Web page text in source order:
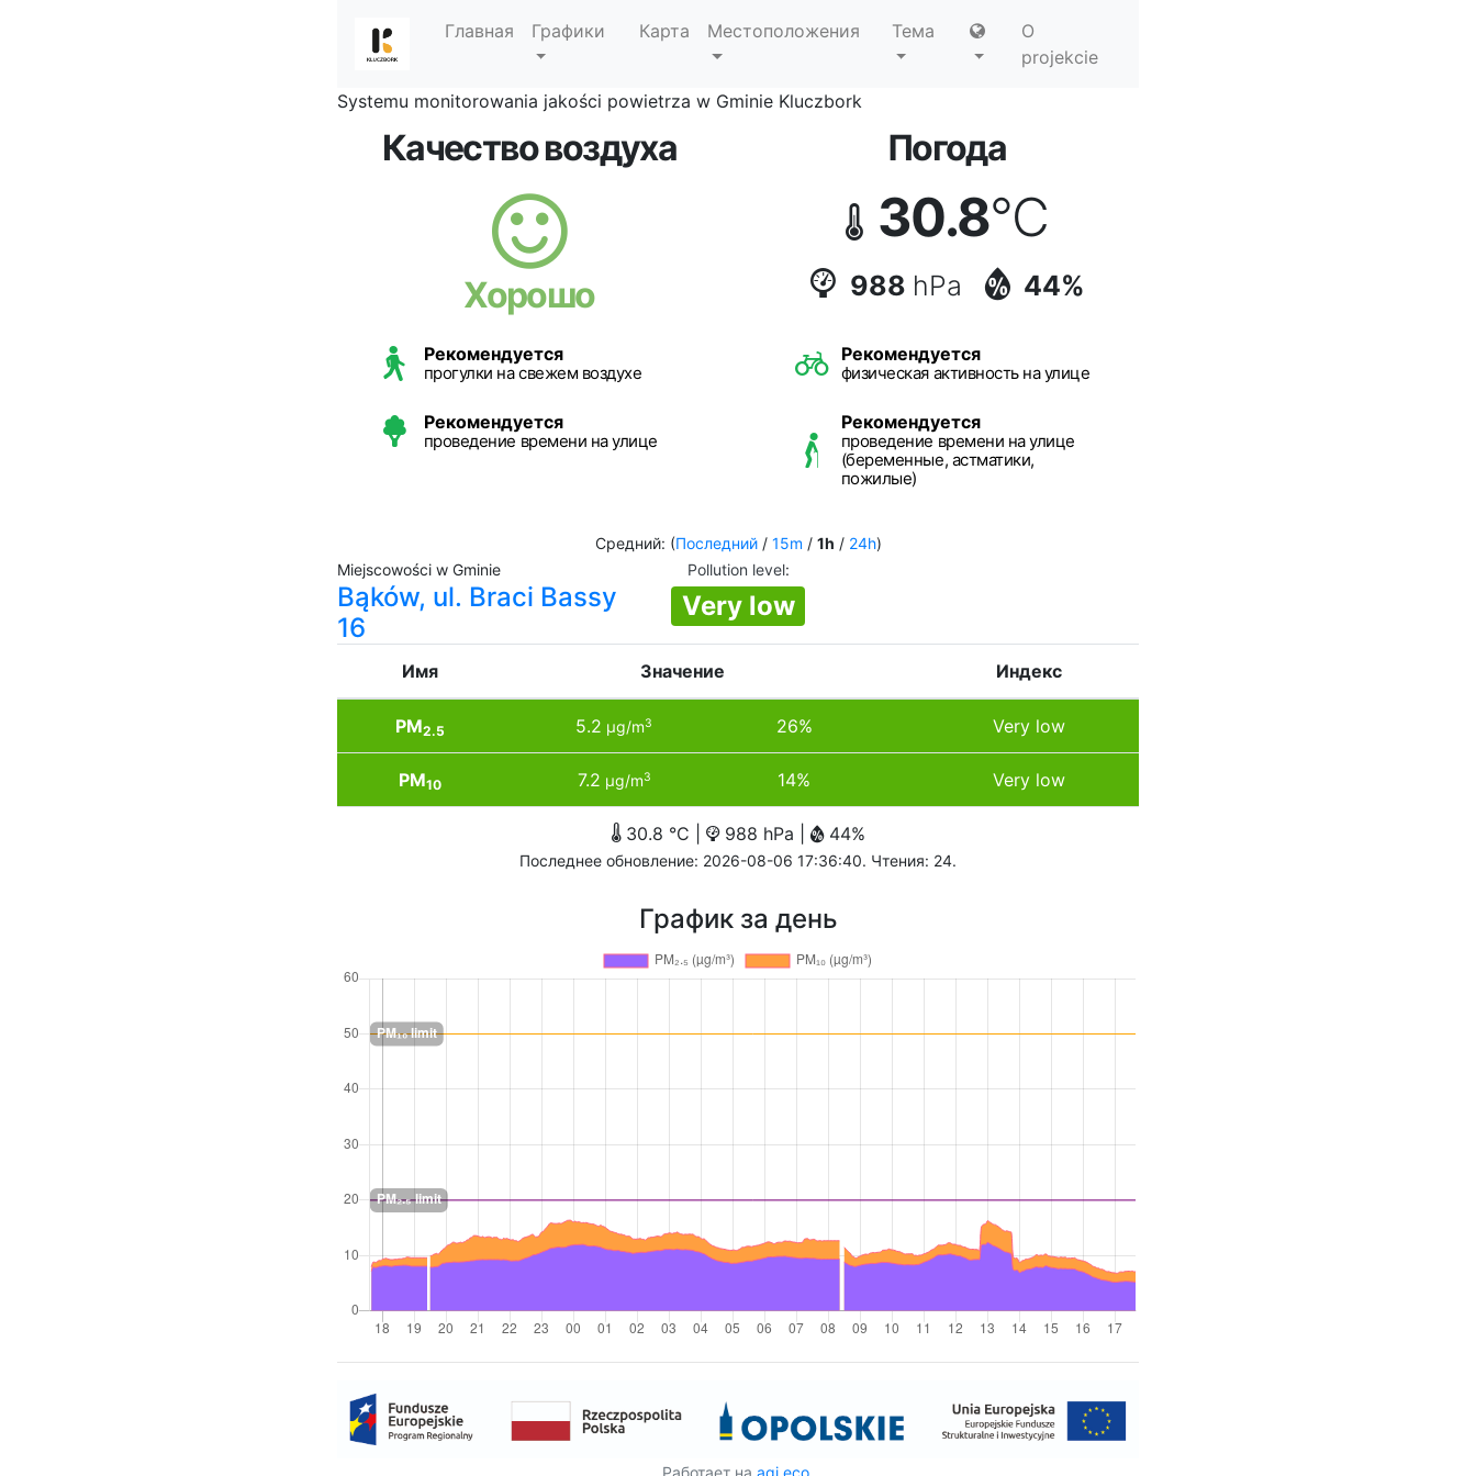
Главная Графики Карта Местоположения Тема
O
projekcie
Systemu monitorowania jakości powietrza w Gminie Kluczbork
Качество воздуха
Хорошо
Погода
30.8°C
988 hPa 44%
Рекомендуется
прогулки на свежем воздухе
Рекомендуется
физическая активность на улице
Рекомендуется
проведение времени на улице
Рекомендуется
проведение времени на улице
(беременные, астматики,
пожилые)
Средний: (Последний/ 15m / 1h / 24h)
Miejscowości w Gminie
Bąków, ul. Braci Bassy
16
Pollution level:
Very low
Имя Значение Индекс
PM2.5 5.2 µg/m3 26% Very low
PM10 7.2 µg/m3 14% Very low
30.8 °C | 988 hPa | 44%
Последнее обновление: 2026-08-06 17:36:40. Чтения: 24.
График за день
Работает на aqi.eco